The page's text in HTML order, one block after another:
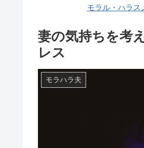
モラル・ハラス
妻の気持ちを考
レス
モラハラ夫